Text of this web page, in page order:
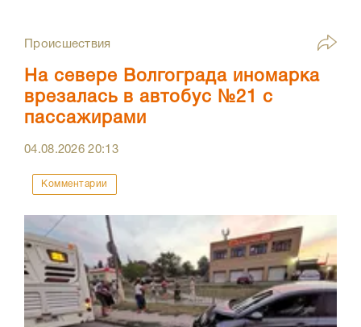
Происшествия
На севере Волгограда иномарка
врезалась в автобус №21 с
пассажирами
04.08.202620:13
Комментарии